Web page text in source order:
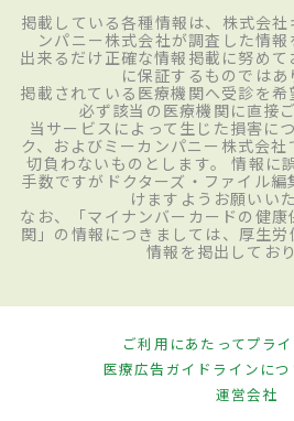
掲載している各種情報は、株式会
ンパニー株式会社が調査した情報
出来るだけ正確な情報掲載に努め
に保証するものではあ
掲載されている医療機関へ受診を
必ず該当の医療機関に直接
当サービスによって生じた損害に
ク、およびミーカンパニー株式会
切負わないものとします。 情報に
手数ですがドクターズ・ファイル
けますようお願いい
なお、「マイナンバーカードの健
関」の情報につきましては、厚生労
情報を掲出しており
ご利用にあたってプラ
医療広告ガイドラインにつ
運営会社